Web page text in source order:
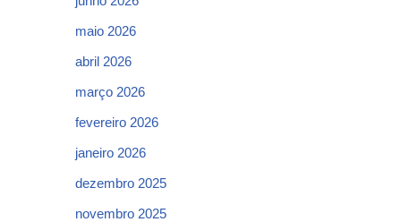
maio 2026
abril 2026
março 2026
fevereiro 2026
janeiro 2026
dezembro 2025
novembro 2025